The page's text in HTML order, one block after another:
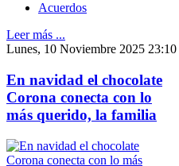
Acuerdos
Leer más ...
Lunes, 10 Noviembre 2025 23:10
En navidad el chocolate
Corona conecta con lo
más querido, la familia